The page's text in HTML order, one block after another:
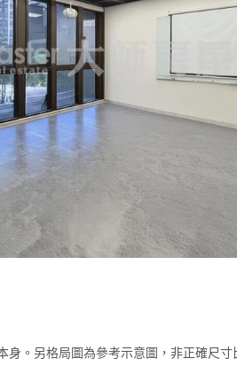
。另格局圖為參考示意圖，非正確尺